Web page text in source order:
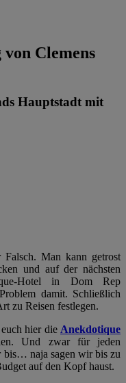
Clemens
Hauptstadt mit
Man kann getrost
und auf der nächsten
Hotel in Dom Rep
damit. Schließlich
zu Reisen festlegen.
hier die Anekdotique
Und zwar für jeden
bis… naja sagen wir bis zu
auf den Kopf haust.